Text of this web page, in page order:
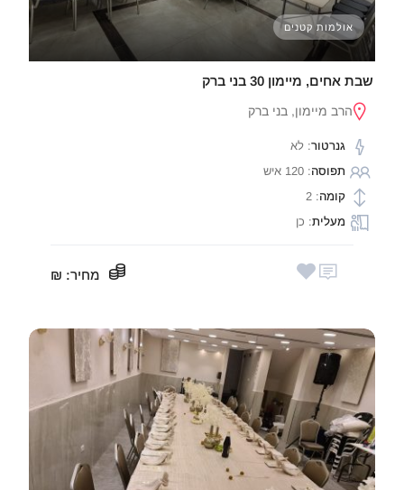
אולמות קטנים
שבת אחים, מיימון 30 בני ברק
הרב מיימון, בני ברק
גנרטור: לא
תפוסה: 120 איש
קומה: 2
מעלית: כן
מחיר: ₪